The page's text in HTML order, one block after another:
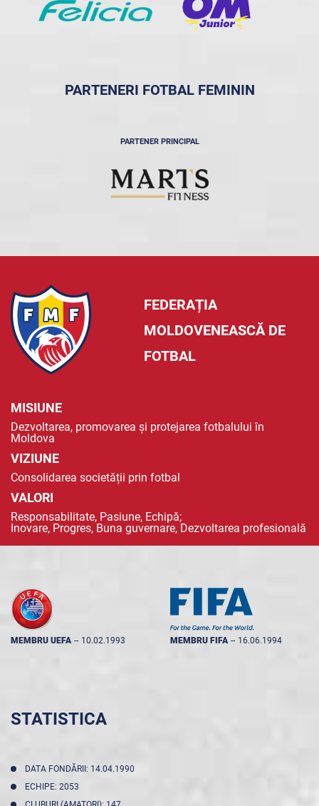
PARTENERI FOTBAL FEMININ
PARTENER PRINCIPAL
FEDERAȚIA
MOLDOVENEASCĂ DE
FOTBAL
MISIUNE
Dezvoltarea, promovarea și protejarea fotbalului în
Moldova
VIZIUNE
Consolidarea societății prin fotbal
VALORI
Responsabilitate, Pasiune, Echipă;
Inovare, Progres, Buna guvernare, Dezvoltarea profesională
MEMBRU UEFA -- 10.02.1993 MEMBRU FIFA -- 16.06.1994
STATISTICA
DATA FONDĂRII: 14.04.1990
ECHIPE: 2053